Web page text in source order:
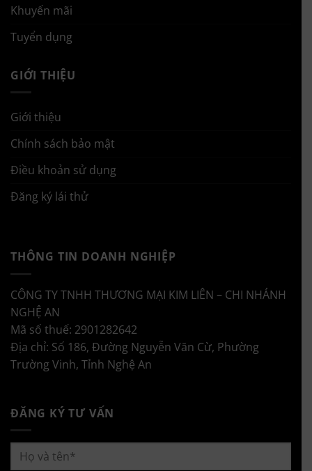
Khuyến mãi
Tuyển dụng
GIỚI THIỆU
Giới thiệu
Chính sách bảo mật
Điều khoản sử dụng
Đăng ký lái thử
THÔNG TIN DOANH NGHIỆP
CÔNG TY TNHH THƯƠNG MẠI KIM LIÊN – CHI NHÁNH
NGHỆ AN
Mã số thuế: 2901282642
Địa chỉ: Số 186, Đường Nguyễn Văn Cừ, Phường
Trường Vinh, Tỉnh Nghệ An
ĐĂNG KÝ TƯ VẤN